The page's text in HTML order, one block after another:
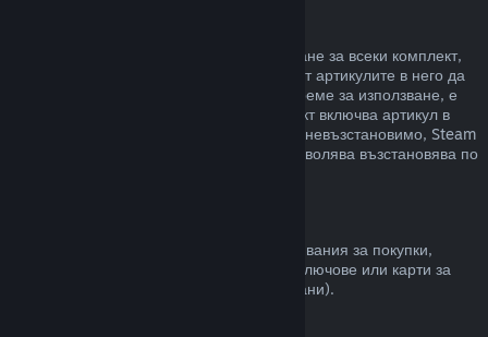
Можете да получите пълно възстановяване за всеки комплект,
закупен в Steam магазина. Стига никой от артикулите в него да
не е бил прехвърлен и ако общото им време за използване, е
по-малко от два часа. Ако даден комплект включва артикул в
игра или сваляемо съдържание, което е невъзстановимо, Steam
ще Ви уведоми дали целия комплект позволява възстановява по
Valve не може да предостави възстановявания за покупки,
направени извън Steam (например, CD ключове или карти за
Steam портфейла закупени от трети страни).